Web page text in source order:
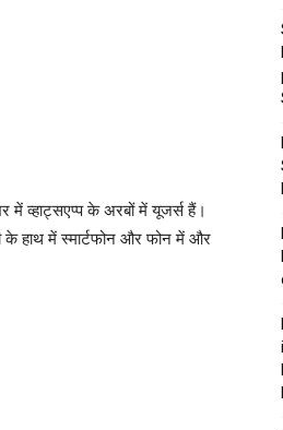
व्हाट्सएप्प के अरबों में यूजर्स हैं।
के हाथ में स्मार्टफोन और फोन में और